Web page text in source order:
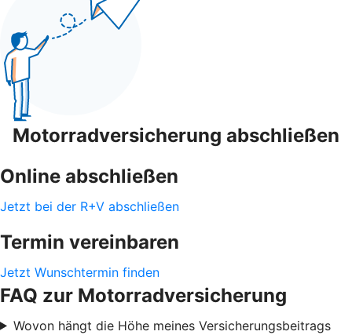
Motorradversicherung abschließen
Online abschließen
Jetzt bei der R+V abschließen
Termin vereinbaren
Jetzt Wunschtermin finden
FAQ zur Motorradversicherung
Wovon hängt die Höhe meines Versicherungsbeitrags